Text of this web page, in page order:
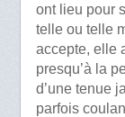
ont lieu pour
telle ou telle
accepte, elle
presqu’à la
d’une tenue
parfois